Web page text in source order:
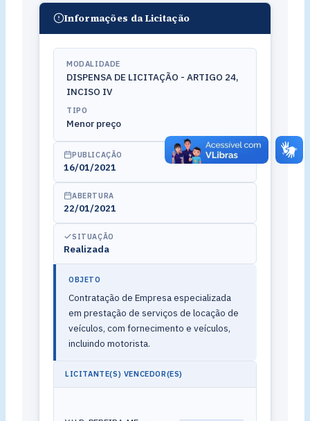
Informações da Licitação
MODALIDADE
DISPENSA DE LICITAÇÃO - ARTIGO 24,
INCISO IV
TIPO
Menor preço
PUBLICAÇÃO
16/01/2021
ABERTURA
22/01/2021
SITUAÇÃO
Realizada
OBJETO
Contratação de Empresa especializada
em prestação de serviços de locação de
veículos, com fornecimento e veículos,
incluindo motorista.
LICITANTE(S) VENCEDOR(ES)